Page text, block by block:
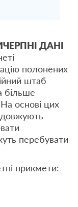
ДАНІ
полонених
штаб
більше
основі цих
перебувати
прикмети: